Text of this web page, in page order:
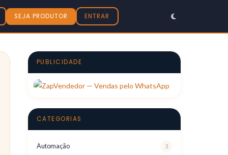
SEJA PRODUTOR ENTRAR
PUBLICIDADE
CATEGORIAS
Automação 3